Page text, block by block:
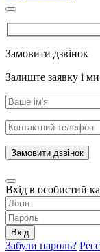
Замовити дзвінок
Залиште заявку і
Замовити дзвінок
Вхід в особистий
Вхід
Забули пароль?